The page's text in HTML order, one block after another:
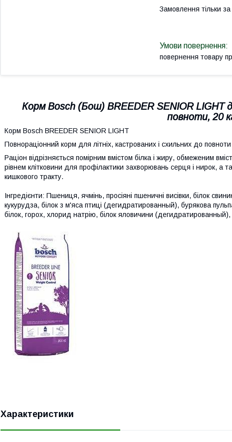
Замовлення тільки
повернення товару
Корм Bosch (Бош) BREEDER SENIOR LIGHT
повноти, 20
Корм Bosch BREEDER SENIOR LIGHT
Повнораціонний корм для літніх, кастрованих і схильних до
Раціон відрізняється помірним вмістом білка і жиру, обмеженим
рівнем клітковини для профілактики захворювань серця і нирок, а
кишкового тракту.
Інгредієнти: Пшениця, ячмінь, просіяні пшеничні висівки, білок
кукурудза, білок з м'яса птиці (дегидратированный), бурякова
білок, горох, хлорид натрію, білок яловичини
Характеристики